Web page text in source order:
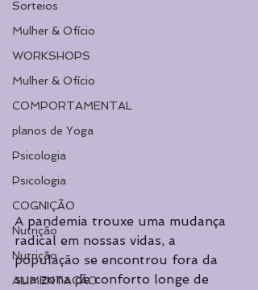
Sorteios
Mulher & Ofício
WORKSHOPS
Mulher & Ofício
COMPORTAMENTAL
planos de Yoga
Psicologia
Psicologia
COGNIÇÃO
Nutrição
Nutrição
ALIMENTAÇÃO
A pandemia trouxe uma mudança
radical em nossas vidas, a
população se encontrou fora da
sua zona de conforto longe de